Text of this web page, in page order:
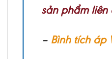
sản phẩm liên
– Bình tích áp